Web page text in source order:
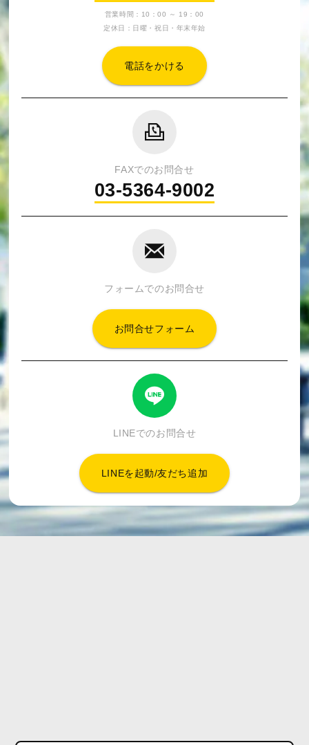
営業時間：10：00 ～ 19：00
定休日：日曜・祝日・年末年始
電話をかける
FAXでのお問合せ
03-5364-9002
フォームでのお問合せ
お問合せフォーム
LINEでのお問合せ
LINEを起動/友だち追加